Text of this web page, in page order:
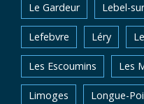
Le Gardeur Lebel-
Lefebvre Léry
Les Escoumins Les
Limoges Longue-